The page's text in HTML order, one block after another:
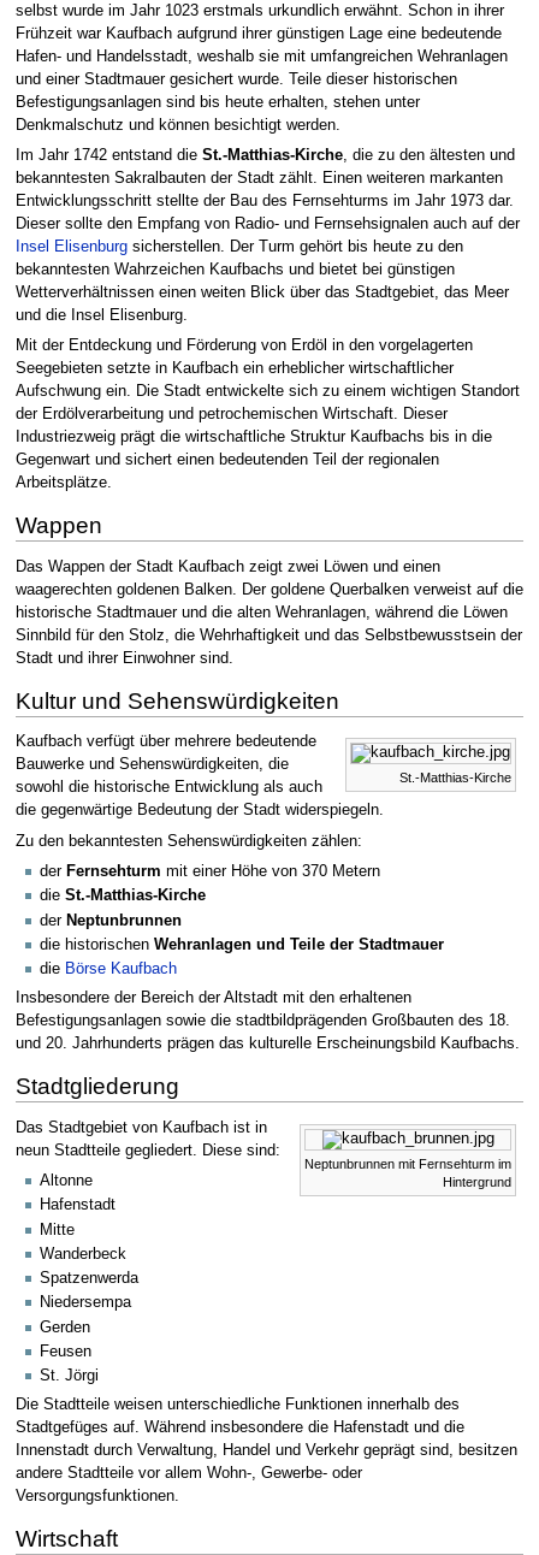
selbst wurde im Jahr 1023 erstmals urkundlich erwähnt. Schon in ihrer
Frühzeit war Kaufbach aufgrund ihrer günstigen Lage eine bedeutende
Hafen- und Handelsstadt, weshalb sie mit umfangreichen Wehranlagen
und einer Stadtmauer gesichert wurde. Teile dieser historischen
Befestigungsanlagen sind bis heute erhalten, stehen unter
Denkmalschutz und können besichtigt werden.
Im Jahr 1742 entstand die St.-Matthias-Kirche, die zu den ältesten und
bekanntesten Sakralbauten der Stadt zählt. Einen weiteren markanten
Entwicklungsschritt stellte der Bau des Fernsehturms im Jahr 1973 dar.
Dieser sollte den Empfang von Radio- und Fernsehsignalen auch auf der
Insel Elisenburgsicherstellen. Der Turm gehört bis heute zu den
bekanntesten Wahrzeichen Kaufbachs und bietet bei günstigen
Wetterverhältnissen einen weiten Blick über das Stadtgebiet, das Meer
und die Insel Elisenburg.
Mit der Entdeckung und Förderung von Erdöl in den vorgelagerten
Seegebieten setzte in Kaufbach ein erheblicher wirtschaftlicher
Aufschwung ein. Die Stadt entwickelte sich zu einem wichtigen Standort
der Erdölverarbeitung und petrochemischen Wirtschaft. Dieser
Industriezweig prägt die wirtschaftliche Struktur Kaufbachs bis in die
Gegenwart und sichert einen bedeutenden Teil der regionalen
Arbeitsplätze.
Wappen
Das Wappen der Stadt Kaufbach zeigt zwei Löwen und einen
waagerechten goldenen Balken. Der goldene Querbalken verweist auf die
historische Stadtmauer und die alten Wehranlagen, während die Löwen
Sinnbild für den Stolz, die Wehrhaftigkeit und das Selbstbewusstsein der
Stadt und ihrer Einwohner sind.
Kultur und Sehenswürdigkeiten
St.-Matthias-Kirche
Kaufbach verfügt über mehrere bedeutende
Bauwerke und Sehenswürdigkeiten, die
sowohl die historische Entwicklung als auch
die gegenwärtige Bedeutung der Stadt widerspiegeln.
Zu den bekanntesten Sehenswürdigkeiten zählen:
der Fernsehturm mit einer Höhe von 370 Metern
die St.-Matthias-Kirche
der Neptunbrunnen
die historischen Wehranlagen und Teile der Stadtmauer
die Börse Kaufbach
Insbesondere der Bereich der Altstadt mit den erhaltenen
Befestigungsanlagen sowie die stadtbildprägenden Großbauten des 18.
und 20. Jahrhunderts prägen das kulturelle Erscheinungsbild Kaufbachs.
Stadtgliederung
Neptunbrunnen mit Fernsehturm im
Hintergrund
Das Stadtgebiet von Kaufbach ist in
neun Stadtteile gegliedert. Diese sind:
Altonne
Hafenstadt
Mitte
Wanderbeck
Spatzenwerda
Niedersempa
Gerden
Feusen
St. Jörgi
Die Stadtteile weisen unterschiedliche Funktionen innerhalb des
Stadtgefüges auf. Während insbesondere die Hafenstadt und die
Innenstadt durch Verwaltung, Handel und Verkehr geprägt sind, besitzen
andere Stadtteile vor allem Wohn-, Gewerbe- oder
Versorgungsfunktionen.
Wirtschaft